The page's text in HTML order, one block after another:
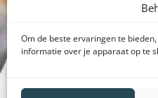
Om de beste ervaringen te
informatie over je apparaat op te